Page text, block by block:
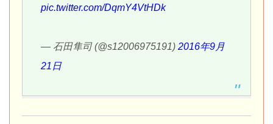
pic.twitter.com/DqmY4VtHDk
— 石田隼司 (@s12006975191) 2016年9月
21日